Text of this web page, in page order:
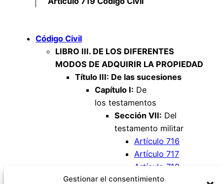
Gestionar el consentimiento
Código Civil
LIBRO III. DE LOS DIFERENTES
MODOS DE ADQUIRIR LA PROPIEDAD
Título III: De las sucesiones
Capítulo I: De
los testamentos
Sección VII: Del
testamento militar
Artículo 716
Artículo 717
Artículo 718
Artículo 719